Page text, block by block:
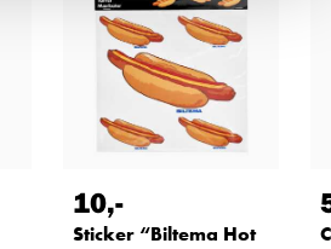
10,-
Sticker “Biltema Hot